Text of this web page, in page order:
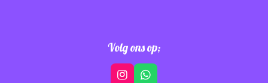
Volg ons op;
I
W